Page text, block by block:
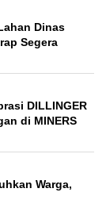
Dinas
Segera
DILLINGER
di MINERS
Warga,